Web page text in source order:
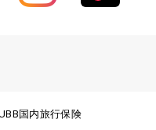
国内旅行保険